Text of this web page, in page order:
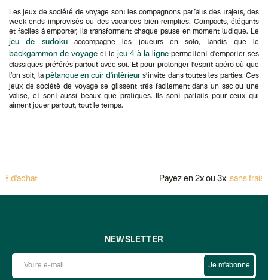
Les jeux de société de voyage sont les compagnons parfaits des trajets, des
week-ends improvisés ou des vacances bien remplies. Compacts, élégants
et faciles à emporter, ils transforment chaque pause en moment ludique. Le
jeu de sudokuaccompagne les joueurs en solo, tandis que le
backgammon de voyage et le jeu 4 à la ligne permettent d'emporter ses
classiques préférés partout avec soi. Et pour prolonger l’esprit apéro où que
l’on soit, la pétanque en cuir d'intérieur s’invite dans toutes les parties. Ces
jeux de société de voyage se glissent très facilement dans un sac ou une
valise, et sont aussi beaux que pratiques. Ils sont parfaits pour ceux qui
aiment jouer partout, tout le temps.
Payez en 2x ou 3x sans frais avec
NEWSLETTER
Je m'abonne